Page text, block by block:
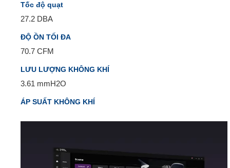
Tốc độ quạt
27.2 DBA
ĐỘ ỒN TỐI ĐA
70.7 CFM
LƯU LƯỢNG KHÔNG KHÍ
3.61 mmH2O
ÁP SUẤT KHÔNG KHÍ